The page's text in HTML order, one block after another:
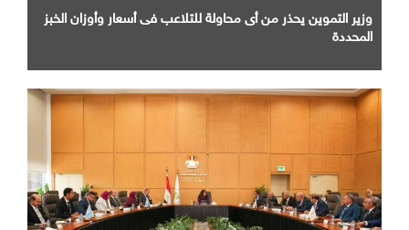
وزير التموين يحذر من أى محاولة للتلاعب فى أسعار وأوزان الخبز
المحددة